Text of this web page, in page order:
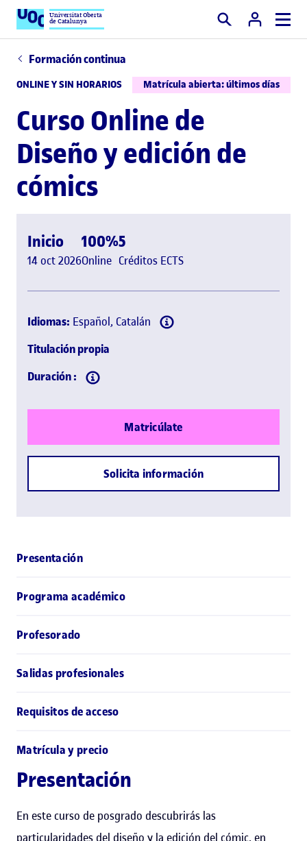
Universitat Oberta
de Catalunya Buscar
Formación continua
ONLINE Y SIN HORARIOS Matrícula abierta: últimos días
Curso Online de
Diseño y edición de
cómics
Inicio
14 oct 2026
100%
Online
5
Créditos ECTS
Idiomas: Español, Catalán
Titulación propia
Duración :
Matricúlate
Solicita información
Presentación
Programa académico
Profesorado
Salidas profesionales
Requisitos de acceso
Matrícula y precio
Presentación
En este curso de posgrado descubrirás las
particularidades del diseño y la edición del cómic, en